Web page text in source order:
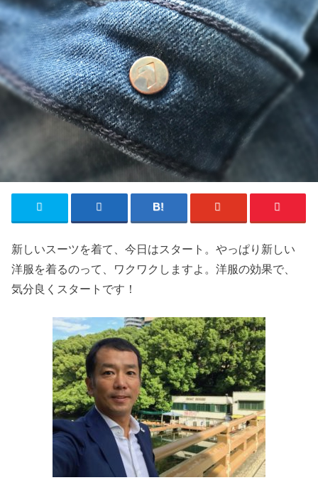
新しいスーツを着て、今日はスタート。やっぱり新しい
洋服を着るのって、ワクワクしますよ。洋服の効果で、
気分良くスタートです！